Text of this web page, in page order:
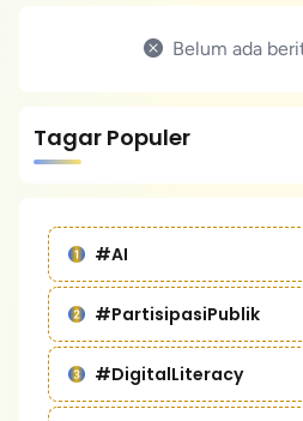
Belum ada
Tagar Populer
#AI
#PartisipasiPublik
#DigitalLiteracy